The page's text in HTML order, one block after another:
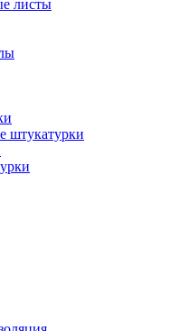
листы
штукатурки